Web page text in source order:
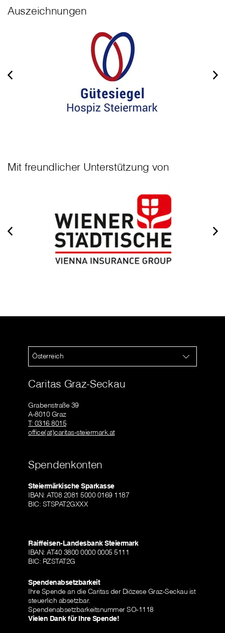
Auszeichnungen
Mit freundlicher Unterstützung von
Österreich
Caritas Graz-Seckau
Grabenstraße 39
A-8010 Graz
T: 0316 8015
office(at)caritas-steiermark.at
Spendenkonten
Steiermärkische Sparkasse
IBAN: AT08 2081 5000 0169 1187
BIC: STSPAT2GXXX
Raiffeisen-Landesbank Steiermark
IBAN: AT40 3800 0000 0005 5111
BIC: RZSTAT2G
Spendenabsetzbarkeit
Ihre Spende an die Caritas der Diözese Graz-Seckau ist
steuerlich absetzbar.
Spendenabsetzbarkeitsnummer SO-1118
Vielen Dank für Ihre Spende!